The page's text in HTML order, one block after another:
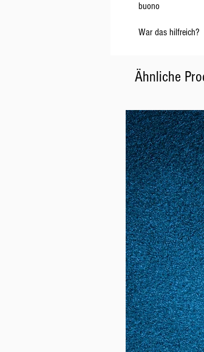
buono
War das hilfreich?
Ähnliche